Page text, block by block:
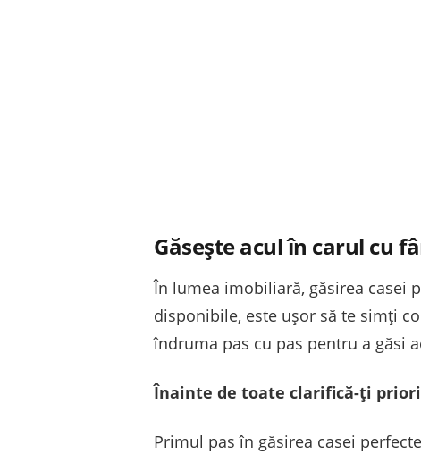
Găsește acul în carul cu
În lumea imobiliară, găsirea casei
disponibile, este ușor să te simți
îndruma pas cu pas pentru a găsi
Înainte de toate clarifică-ți
Primul pas în găsirea casei